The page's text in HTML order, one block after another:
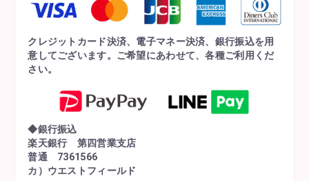
クレジットカード決済、電子マネー決済、銀行振込を用
意してございます。ご希望にあわせて、各種ご利用くだ
さい。
◆銀行振込
楽天銀行 第四営業支店
普通 7361566
カ）ウエストフィールド